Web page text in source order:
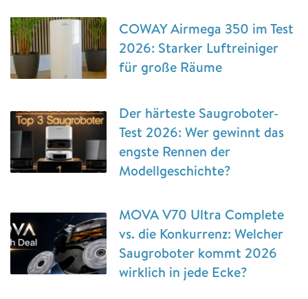
COWAY Airmega 350 im Test
2026: Starker Luftreiniger
für große Räume
Der härteste Saugroboter-
Test 2026: Wer gewinnt das
engste Rennen der
Modellgeschichte?
MOVA V70 Ultra Complete
vs. die Konkurrenz: Welcher
Saugroboter kommt 2026
wirklich in jede Ecke?